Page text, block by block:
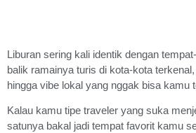
Liburan sering kali identik dengan
balik ramainya turis di kota-kota
hingga vibe lokal yang nggak bisa kamu
Kalau kamu tipe traveler yang suka
satunya bakal jadi tempat favorit kamu